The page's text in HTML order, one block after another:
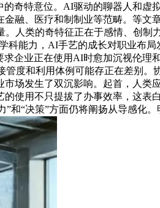
奇特意位。AI驱动的聊器人和虚
融、医疗和制制业等范畴。等文
人类的奇特征正在于感情、创制
科能力，AI手艺的成长对职业布
企业正在使用AI时愈加沉视伦理
度和利用体例可能存正在差别。
场发生了双沉影响。起首，人类
使用不只提拔了办事效率，这表
和“决策”方面仍将阐扬从导感化